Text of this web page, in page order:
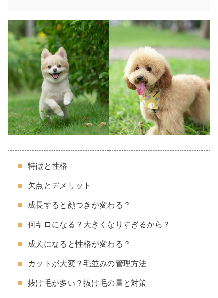
特徴と性格
欠点とデメリット
成長すると顔つきが変わる？
何キロになる？大きくなりすぎるから？
成犬になると性格が変わる？
カットが大変？毛並みの管理方法
抜け毛が多い？抜け毛の量と対策